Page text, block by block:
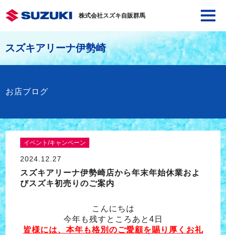
株式会社スズキ自販群馬
スズキアリーナ伊勢崎
お店ブログ
イベント/キャンペーン
2024.12.27
スズキアリーナ伊勢崎店から年末年始休業およ
びスズキ初売りのご案内
こんにちは
今年も残すところあと4日
皆様には、本年も格別のご愛顧を賜り厚くお礼